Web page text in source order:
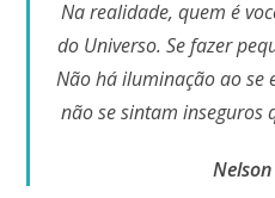
Na realidade, quem é
do Universo. Se fazer
Não há iluminação ao se
não se sintam inseguros